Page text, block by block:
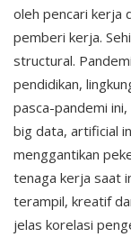
oleh pencari kerja
pemberi kerja.
structural.
pendidikan,
pasca-pandemi
big data, artificial
menggantikan
tenaga kerja saat
terampil, kreatif
jelas korelasi